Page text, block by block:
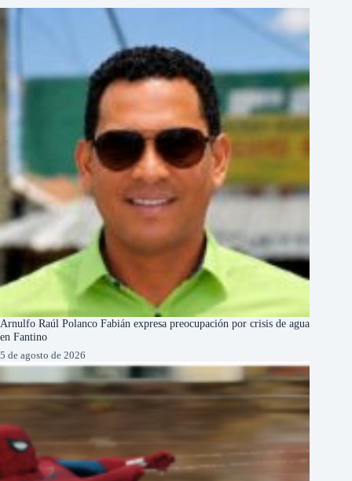
Arnulfo Raúl Polanco Fabián expresa preocupación por crisis de agua
en Fantino
5 de agosto de 2026